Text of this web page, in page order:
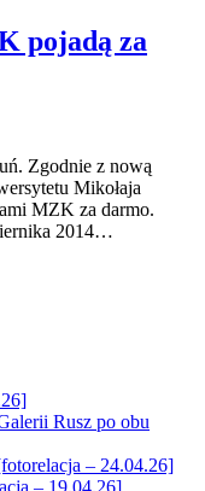
pojadą za
Zgodnie z nową
Mikołaja
MZK za darmo.
2014…
Rusz po obu
– 24.04.26]
– 19.04.26]